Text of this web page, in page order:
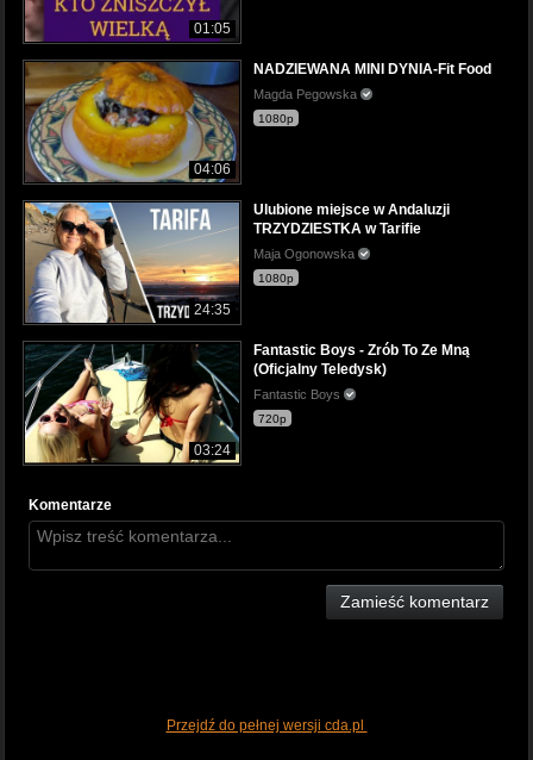
01:05
04:06
NADZIEWANA MINI DYNIA-Fit Food
Magda Pegowska
1080p
24:35
Ulubione miejsce w Andaluzji
TRZYDZIESTKA w Tarifie
Maja Ogonowska
1080p
03:24
Fantastic Boys - Zrób To Ze Mną
(Oficjalny Teledysk)
Fantastic Boys
720p
Komentarze
Zamieść komentarz
Przejdź do pełnej wersji cda.pl